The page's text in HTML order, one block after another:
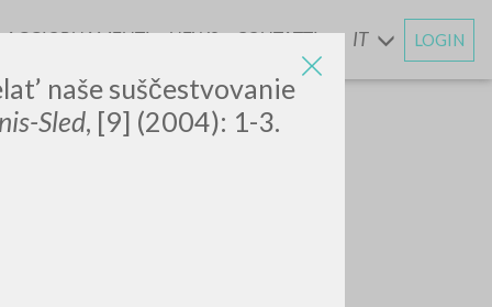
naše suščestvovanie
Sled, [9] (2004): 1-3.
AGGIORNAMENTIENEWS CONTATTI IT LOGIN